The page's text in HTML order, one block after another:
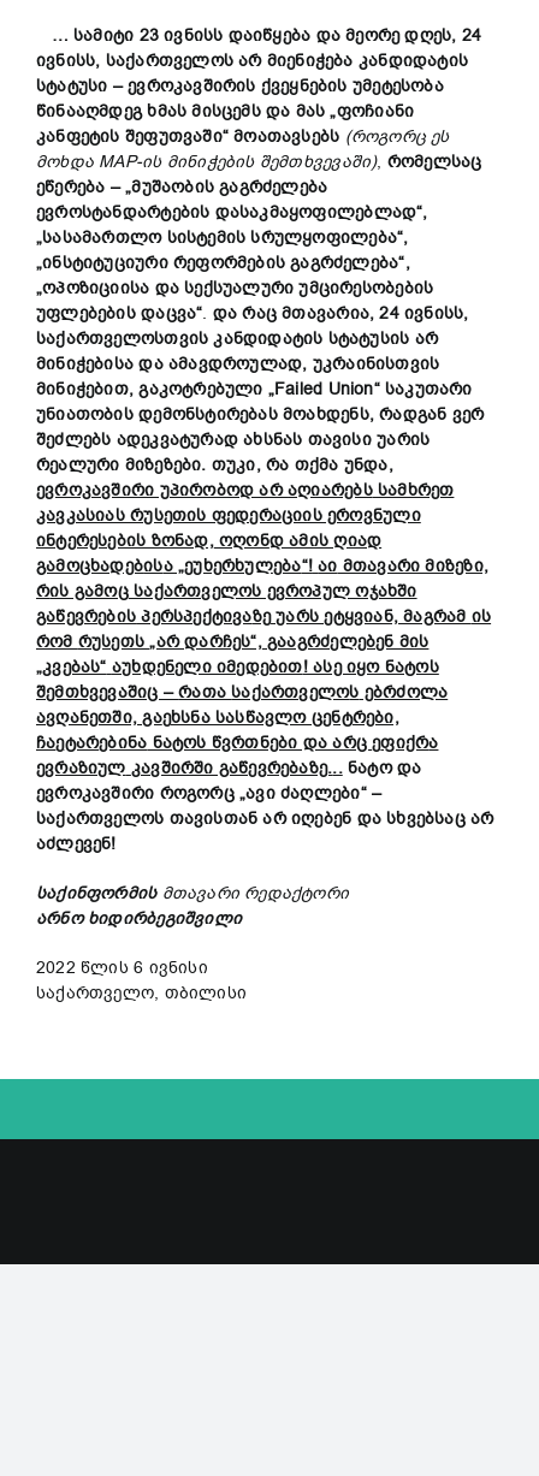
… სამიტი 23 ივნისს დაიწყება და მეორე დღეს, 24
ივნისს, საქართველოს არ მიენიჭება კანდიდატის
სტატუსი – ევროკავშირის ქვეყნების უმეტესობა
წინააღმდეგ ხმას მისცემს და მას „ფოჩიანი
კანფეტის შეფუთვაში“მოათავსებს (როგორცეს
მოხდა MAP-ის მინიჭების შემთხვევაში), რომელსაც
ეწერება – „მუშაობის გაგრძელება
ევროსტანდარტების დასაკმაყოფილებლად“,
„სასამართლო სისტემისსრულყოფილება“,
„ინსტიტუციური რეფორმების გაგრძელება“,
„ოპოზიციისა და სექსუალური უმცირესობების
უფლებების დაცვა“. და რაც მთავარია, 24 ივნისს,
საქართველოსთვის კანდიდატის სტატუსის არ
მინიჭებისა და ამავდროულად, უკრაინისთვის
მინიჭებით, გაკოტრებული „Failed Union“საკუთარი
უნიათობის დემონსტირებას მოახდენს, რადგან ვერ
შეძლებს ადეკვატურად ახსნას თავისი უარის
რეალური მიზეზები. თუკი, რა თქმა უნდა,
ევროკავშირი უპირობოდ არაღიარებსსამხრეთ
კავკასიას რუსეთის ფედერაციის ეროვნული
ინტერესების ზონად, ოღონდ ამის ღიად
გამოცხადებისა „ეუხერხულება“! აი მთავარი მიზეზი,
რის გამოცსაქართველოს ევროპულ ოჯახში
გაწევრების პერსპექტივაზეუარს ეტყვიან, მაგრამ ის
რომ რუსეთს„არ დარჩეს“,გააგრძელებენ მის
„კვებას“ აუხდენელი იმედებით! ასე იყო ნატოს
შემთხვევაშიც –რათასაქართველოს ებრძოლა
ავღანეთში, გაეხსნა სასწავლო ცენტრები,
ჩაეტარებინა ნატოს წვრთნები და არცეფიქრა
ევრაზიულ კავშირში გაწევრებაზე...ნატო და
ევროკავშირი როგორც„ავიძაღლები“ –
საქართველოს თავისთანარ იღებენ და სხვებსაც არ
აძლევენ!
საქინფორმისმთავარი რედაქტორი
არნო ხიდირბეგიშვილი
2022 წლის 6 ივნისი
საქართველო, თბილისი